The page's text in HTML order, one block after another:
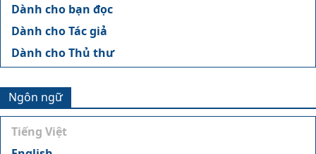
Dành cho bạn đọc
Dành cho Tác giả
Dành cho Thủ thư
Ngôn ngữ
Tiếng Việt